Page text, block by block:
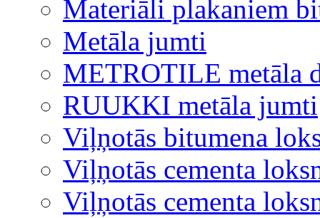
Materiāli plakaniem
Metāla jumti
METROTILE metāla
RUUKKI metāla jumti
Viļņotās bitumena
Viļņotās cementa
Viļņotās cementa